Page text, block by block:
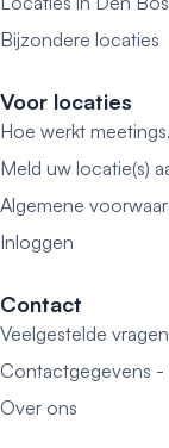
Bijzondere locaties
Voor locaties
Hoe werkt
Meld uw locatie(s)
Algemene
Inloggen
Contact
Veelgestelde vragen
Contactgegevens
Over ons